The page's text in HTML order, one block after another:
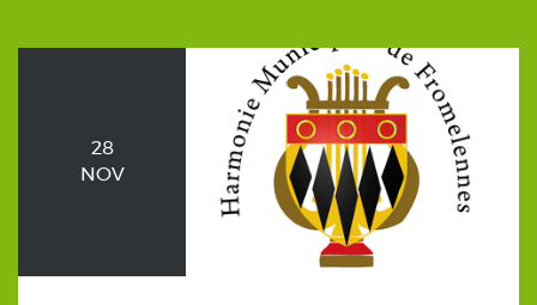
28
NOV